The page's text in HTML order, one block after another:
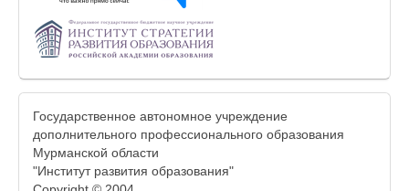
Государственное автономное учреждение
дополнительного профессионального образования
Мурманской области
"Институт развития образования"